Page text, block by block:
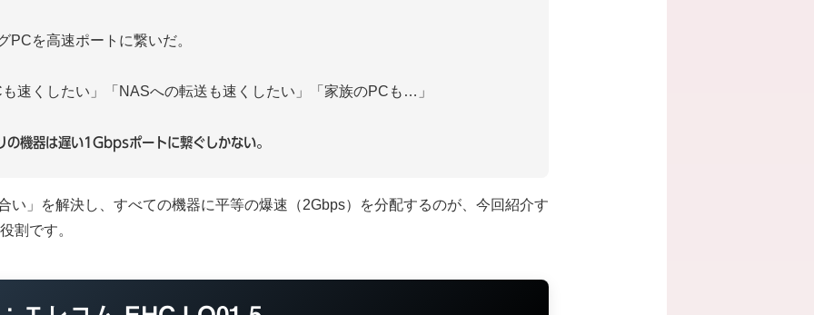
PCを高速ポートに繋いだ。
速くしたい」「NASへの転送も速くしたい」「家族のPCも…」
の機器は遅い1Gbpsポートに繋ぐしかない。
い」を解決し、すべての機器に平等の爆速（2Gbps）を分配するのが、今回紹介す
割です。